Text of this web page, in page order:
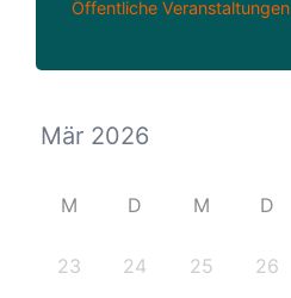
Öffentliche Veranstaltungen
M D M D
23 24 25 26